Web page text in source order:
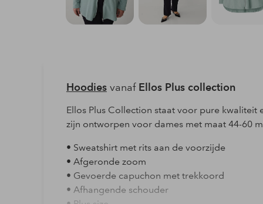
Hoodiesvanaf Ellos Plus collection
Ellos Plus Collection staat voor pure kwaliteit
zijn ontworpen voor dames met maat 44-60
• Sweatshirt met rits aan de voorzijde
• Afgeronde zoom
• Gevoerde capuchon met trekkoord
• Afhangende schouder